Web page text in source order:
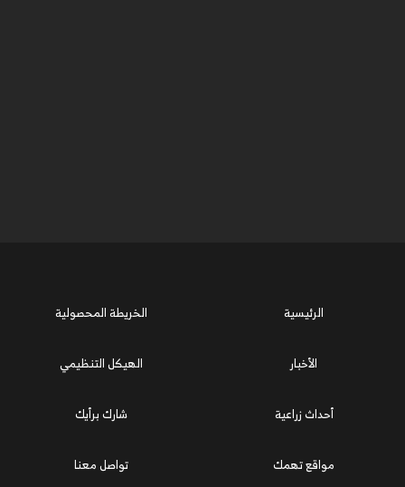
الرئيسية الخريطة المحصولية
الأخبار الهيكل التنظيمي
أحداث زراعية شارك برأيك
مواقع تهمك تواصل معنا